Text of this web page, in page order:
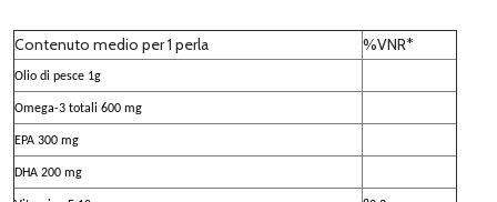
Contenuto medio per 1 perla %VNR*
Olio di pesce 1g
Omega-3 totali 600 mg
EPA 300 mg
DHA 200 mg